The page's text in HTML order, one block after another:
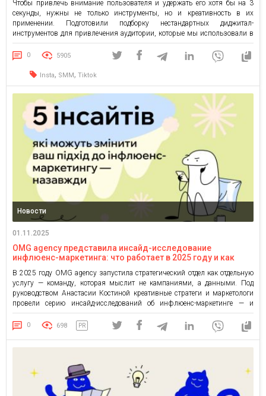
Чтобы привлечь внимание пользователя и удержать его хотя бы на 3
секунды, нужны не только инструменты, но и креативность в их
применении. Подготовили подборку нестандартных диджитал-
инструментов для привлечения аудитории, которые мы использовали в
этом году: с примерами, реальными кейсами и даже идеями для вашего
бизнеса от креативных стратегов OMG agency. Уверены, они пригодятся
0 5905
Insta, SMM, Tiktok
Новости
01.11.2025
OMG agency представила инсайд-исследование
инфлюенс-маркетинга: что работает в 2025 году и как
В 2025 году OMG agency запустила стратегический отдел как отдельную
услугу — команду, которая мыслит не кампаниями, а данными. Под
руководством Анастасии Костиной креативные стратеги и маркетологи
провели серию инсайд-исследований об инфлюенс-маркетинге — и
собрали результаты в первый открытый отчет (pdf-версию отчета можно
скачать в полном материале на нашем сайте) . Это не просто обзор […]
0 698 PR